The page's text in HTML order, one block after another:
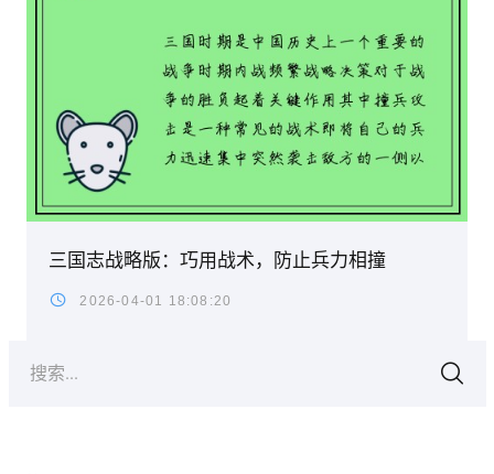
三国志战略版：巧用战术，防止兵力相撞
2026-04-01 18:08:20
搜索...